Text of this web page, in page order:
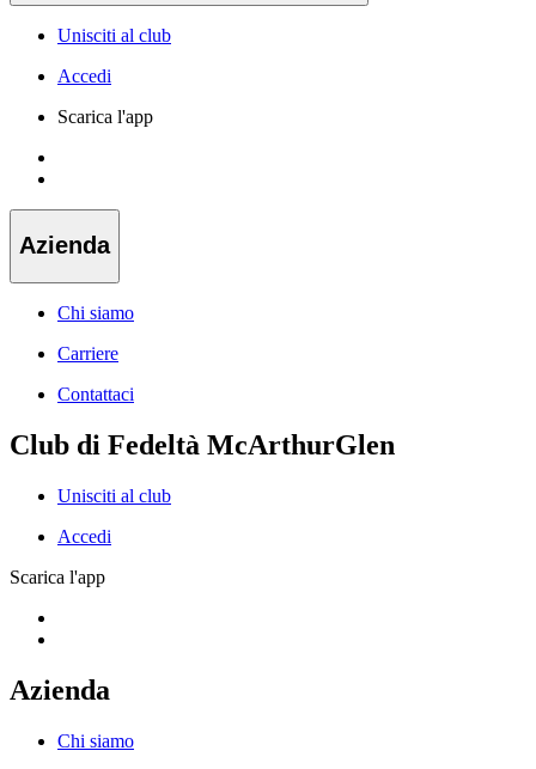
Unisciti al club
Accedi
Scarica l'app
Azienda
Chi siamo
Carriere
Contattaci
Club di Fedeltà McArthurGlen
Unisciti al club
Accedi
Scarica l'app
Azienda
Chi siamo